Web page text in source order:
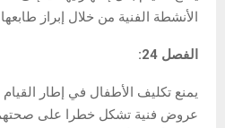
الأنشطة الفنية من خلال إبراز
الفصل 24:
يمنع تكليف الأطفال في إطار القيام
عروض فنية تشكل خطرا على